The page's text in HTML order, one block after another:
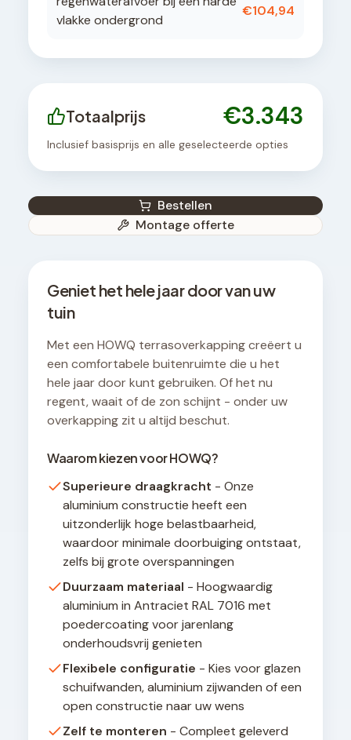
vlakke ondergrond
€104,94
Totaalprijs €3.343
Inclusief basisprijs en alle geselecteerde opties
Bestellen
Montage offerte
Geniet het hele jaar door van uw
tuin
Met een HOWQ terrasoverkapping creëert u
een comfortabele buitenruimte die u het
hele jaar door kunt gebruiken. Of het nu
regent, waait of de zon schijnt - onder uw
overkapping zit u altijd beschut.
Waarom kiezen voor HOWQ?
Superieure draagkracht - Onze
aluminium constructie heeft een
uitzonderlijk hoge belastbaarheid,
waardoor minimale doorbuiging ontstaat,
zelfs bij grote overspanningen
Duurzaam materiaal - Hoogwaardig
aluminium in Antraciet RAL 7016 met
poedercoating voor jarenlang
onderhoudsvrij genieten
Flexibele configuratie - Kies voor glazen
schuifwanden, aluminium zijwanden of een
open constructie naar uw wens
Zelf te monteren - Compleet geleverd